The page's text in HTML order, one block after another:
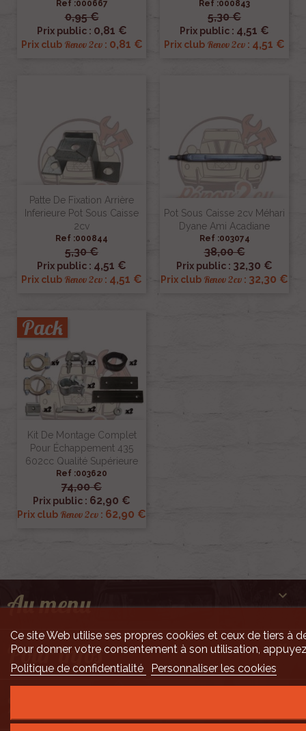
Ref :000667
0,95 €
Prix public : 0,81 €
Prix club Renov 2cv: 0,81 €
Ref :000843
5,30 €
Prix public : 4,51 €
Prix club Renov 2cv : 4,51 €
Patte De Fixation Arrière
Inferieure Pot Sous Caisse
2cv
Ref :000844
5,30 €
Prix public : 4,51 €
Prix club Renov 2cv : 4,51 €
Pot Sous Caisse 2cv Méhari
Dyane Ami Acadiane
Ref :003074
38,00 €
Prix public : 32,30 €
Prix club Renov 2cv : 32,30 €
Kit De Montage Complet
Pour Échappement 435
602cc Qualité Supérieure
Ref :003620
74,00 €
Prix public : 62,90 €
Prix club Renov 2cv : 62,90 €
Pack
Au menu 
Pour infos 
Ce site Web utilise ses propres cookies et ceux de tiers à
Pour donner votre consentement à son utilisation,
Politique de confidentialité
Personnaliser les cookies